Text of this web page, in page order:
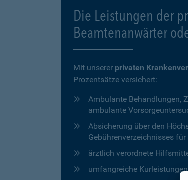
Die Leistungen der
Beamtenanwärter
Mit unserer privaten
Prozentsätze versichert:
Ambulante Behandlungen,
ambulante
Absicherung über den
Gebührenverzeichnisses
ärztlich verordnete
umfangreiche Kurleistungen